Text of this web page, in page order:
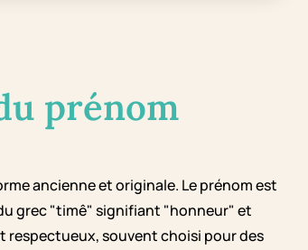
prénom
ancienne et originale. Le prénom est
grec "timê" signifiant "honneur" et
souvent choisi pour des